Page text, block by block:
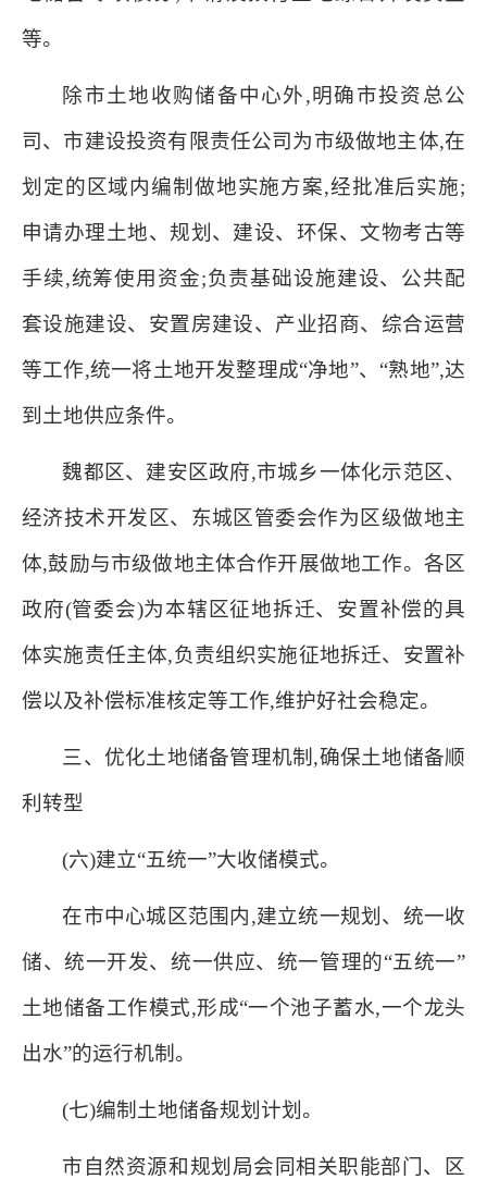
等。
除市土地收购储备中心外,明确市投资总公
司、市建设投资有限责任公司为市级做地主体,在
划定的区域内编制做地实施方案,经批准后实施;
申请办理土地、规划、建设、环保、文物考古等
手续,统筹使用资金;负责基础设施建设、公共配
套设施建设、安置房建设、产业招商、综合运营
等工作,统一将土地开发整理成“净地”、“熟地”,达
到土地供应条件。
魏都区、建安区政府,市城乡一体化示范区、
经济技术开发区、东城区管委会作为区级做地主
体,鼓励与市级做地主体合作开展做地工作。各区
政府(管委会)为本辖区征地拆迁、安置补偿的具
体实施责任主体,负责组织实施征地拆迁、安置补
偿以及补偿标准核定等工作,维护好社会稳定。
三、优化土地储备管理机制,确保土地储备顺
利转型
(六)建立“五统一”大收储模式。
在市中心城区范围内,建立统一规划、统一收
储、统一开发、统一供应、统一管理的“五统一”
土地储备工作模式,形成“一个池子蓄水,一个龙头
出水”的运行机制。
(七)编制土地储备规划计划。
市自然资源和规划局会同相关职能部门、区